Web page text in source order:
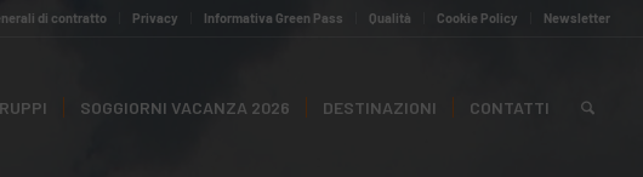
di contratto Privacy Informativa Green Pass Qualità Cookie Policy Newsletter
SOGGIORNI VACANZA 2026 DESTINAZIONI CONTATTI